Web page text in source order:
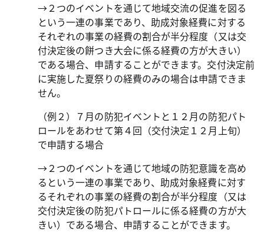
→２つのイベントを通じて地域交流の促進を図る
という一連の事業であり、助成対象経費に対する
それぞれの事業の経費の割合が半分程度（又は交
付決定後の餅つき大会に係る経費の方が大きい）
である場合、申請することができます。交付決定前
に実施した夏祭りの経費のみの場合は申請できま
せん。
（例２）７月の防犯イベントと１２月の防犯パト
ロールをあわせて第４回（交付決定１２月上旬）
で申請する場合
→２つのイベントを通じて地域の防犯意識を高め
るという一連の事業であり、助成対象経費に対す
るそれぞれの事業の経費の割合が半分程度（又は
交付決定後の防犯パトロールに係る経費の方が大
きい）である場合、申請することができます。